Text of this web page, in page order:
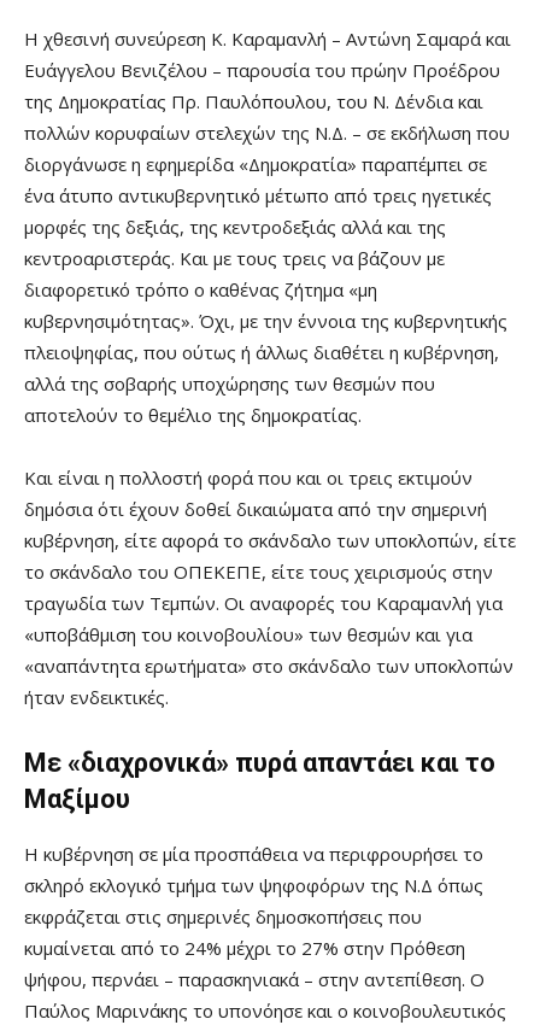
Η χθεσινή συνεύρεση Κ. Καραμανλή – Αντώνη Σαμαρά και
Ευάγγελου Βενιζέλου – παρουσία του πρώην Προέδρου
της Δημοκρατίας Πρ. Παυλόπουλου, του Ν. Δένδια και
πολλών κορυφαίων στελεχών της Ν.Δ. – σε εκδήλωση που
διοργάνωσε η εφημερίδα «Δημοκρατία» παραπέμπει σε
ένα άτυπο αντικυβερνητικό μέτωπο από τρεις ηγετικές
μορφές της δεξιάς, της κεντροδεξιάς αλλά και της
κεντροαριστεράς. Και με τους τρεις να βάζουν με
διαφορετικό τρόπο ο καθένας ζήτημα «μη
κυβερνησιμότητας». Όχι, με την έννοια της κυβερνητικής
πλειοψηφίας, που ούτως ή άλλως διαθέτει η κυβέρνηση,
αλλά της σοβαρής υποχώρησης των θεσμών που
αποτελούν το θεμέλιο της δημοκρατίας.
Και είναι η πολλοστή φορά που και οι τρεις εκτιμούν
δημόσια ότι έχουν δοθεί δικαιώματα από την σημερινή
κυβέρνηση, είτε αφορά το σκάνδαλο των υποκλοπών, είτε
το σκάνδαλο του ΟΠΕΚΕΠΕ, είτε τους χειρισμούς στην
τραγωδία των Τεμπών. Οι αναφορές του Καραμανλή για
«υποβάθμιση του κοινοβουλίου» των θεσμών και για
«αναπάντητα ερωτήματα» στο σκάνδαλο των υποκλοπών
ήταν ενδεικτικές.
Με «διαχρονικά» πυρά απαντάει και το
Μαξίμου
Η κυβέρνηση σε μία προσπάθεια να περιφρουρήσει το
σκληρό εκλογικό τμήμα των ψηφοφόρων της Ν.Δ όπως
εκφράζεται στις σημερινές δημοσκοπήσεις που
κυμαίνεται από το 24% μέχρι το 27% στην Πρόθεση
ψήφου, περνάει – παρασκηνιακά – στην αντεπίθεση. Ο
Παύλος Μαρινάκης το υπονόησε και ο κοινοβουλευτικός